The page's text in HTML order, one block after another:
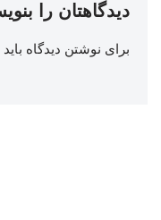
دیدگاهتان را
برای نوشتن دیدگاه باید